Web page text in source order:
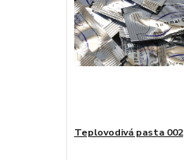
Teplovodivá pasta 002